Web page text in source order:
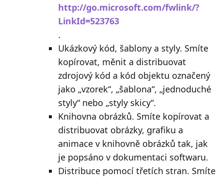
http://go.microsoft.com/fwlink/?
LinkId=523763
.
Ukázkový kód, šablony a styly. Smíte
kopírovat, měnit a distribuovat
zdrojový kód a kód objektu označený
jako „vzorek“, „šablona“, „jednoduché
styly“ nebo „styly skicy“.
Knihovna obrázků. Smíte kopírovat a
distribuovat obrázky, grafiku a
animace v knihovně obrázků tak, jak
je popsáno v dokumentaci softwaru.
Distribuce pomocí třetích stran. Smíte